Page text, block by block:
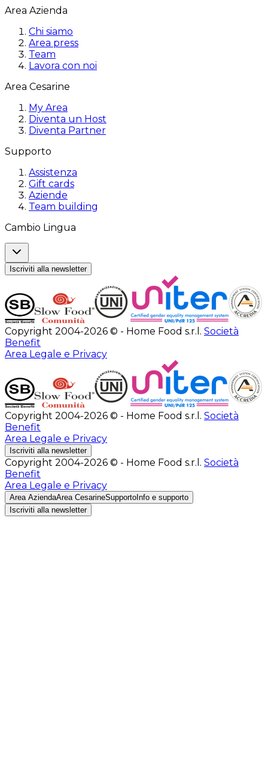
Area Azienda
Chi siamo
Area press
Team
Lavora con noi
Area Cesarine
My Area
Diventa un Host
Diventa Partner
Supporto
Assistenza
Gift cards
Aziende
Team building
Cambio Lingua
Iscriviti alla newsletter
Copyright 2004-2026 © - Home Food s.r.l. Società
Benefit
Area Legale e Privacy
Copyright 2004-2026 © - Home Food s.r.l. Società
Benefit
Area Legale e Privacy
Iscriviti alla newsletter
Copyright 2004-2026 © - Home Food s.r.l. Società
Benefit
Area Legale e Privacy
Area AziendaArea CesarineSupporto Info e supporto
Iscriviti alla newsletter